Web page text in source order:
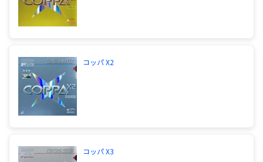
コッパ X2
コッパ X3